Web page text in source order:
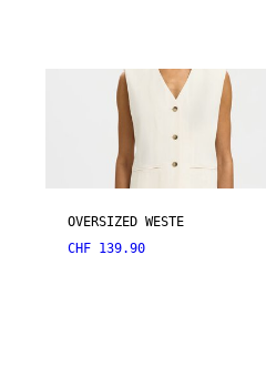
OVERSIZED WESTE
CHF 139.90